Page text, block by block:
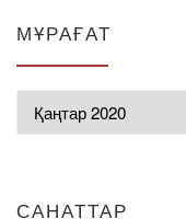
МҰРАҒАТ
САНАТТАР